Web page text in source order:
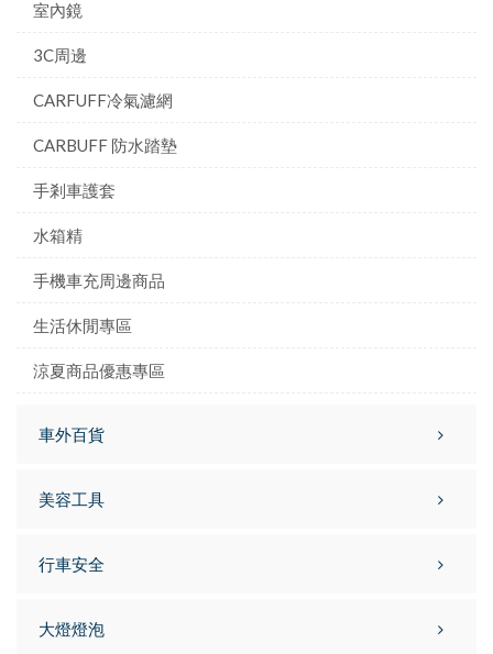
室內鏡
3C周邊
CARFUFF冷氣濾網
CARBUFF 防水踏墊
手剎車護套
水箱精
手機車充周邊商品
生活休閒專區
涼夏商品優惠專區
車外百貨
美容工具
行車安全
大燈燈泡